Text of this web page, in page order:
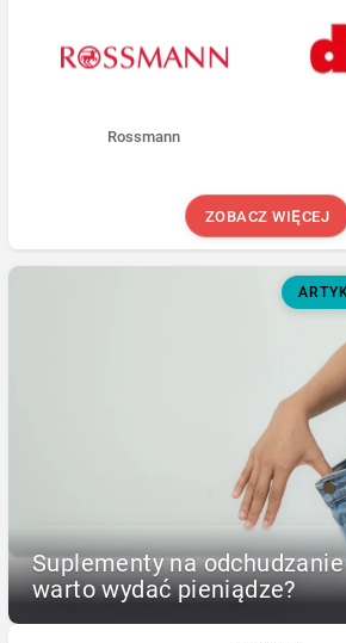
Rossmann
ZOBACZ WIĘCEJ
Suplementy na
warto wydać pieniądze?